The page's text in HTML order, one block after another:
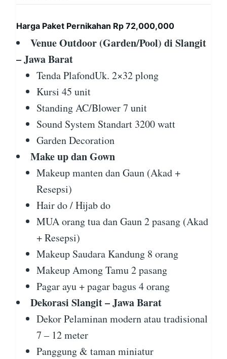
Harga Paket Pernikahan Rp 72,000,000
Venue Outdoor (Garden/Pool) di Slangit
– Jawa Barat
Tenda PlafondUk. 2×32 plong
Kursi 45 unit
Standing AC/Blower 7 unit
Sound System Standart 3200 watt
Garden Decoration
Make up dan Gown
Makeup manten dan Gaun (Akad +
Resepsi)
Hair do / Hijab do
MUA orang tua dan Gaun 2 pasang (Akad
+ Resepsi)
Makeup Saudara Kandung 8 orang
Makeup Among Tamu 2 pasang
Pagar ayu + pagar bagus 4 orang
Dekorasi Slangit – Jawa Barat
Dekor Pelaminan modern atau tradisional
7 – 12 meter
Panggung & taman miniatur